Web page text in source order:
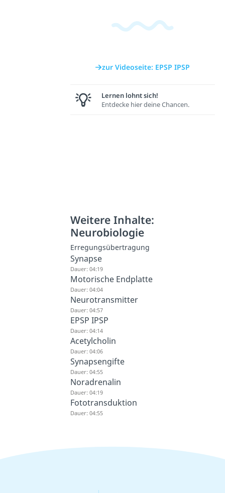
zur Videoseite: EPSP IPSP
Lernen lohnt sich!
Entdecke hier deine Chancen.
Weitere Inhalte:
Neurobiologie
Erregungsübertragung
Synapse
Dauer: 04:19
Motorische Endplatte
Dauer: 04:04
Neurotransmitter
Dauer: 04:57
EPSP IPSP
Dauer: 04:14
Acetylcholin
Dauer: 04:06
Synapsengifte
Dauer: 04:55
Noradrenalin
Dauer: 04:19
Fototransduktion
Dauer: 04:55